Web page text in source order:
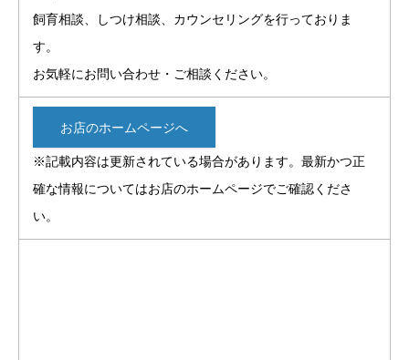
飼育相談、しつけ相談、カウンセリングを行っておりま
す。
お気軽にお問い合わせ・ご相談ください。
お店のホームページへ
※記載内容は更新されている場合があります。最新かつ正
確な情報についてはお店のホームページでご確認くださ
い。